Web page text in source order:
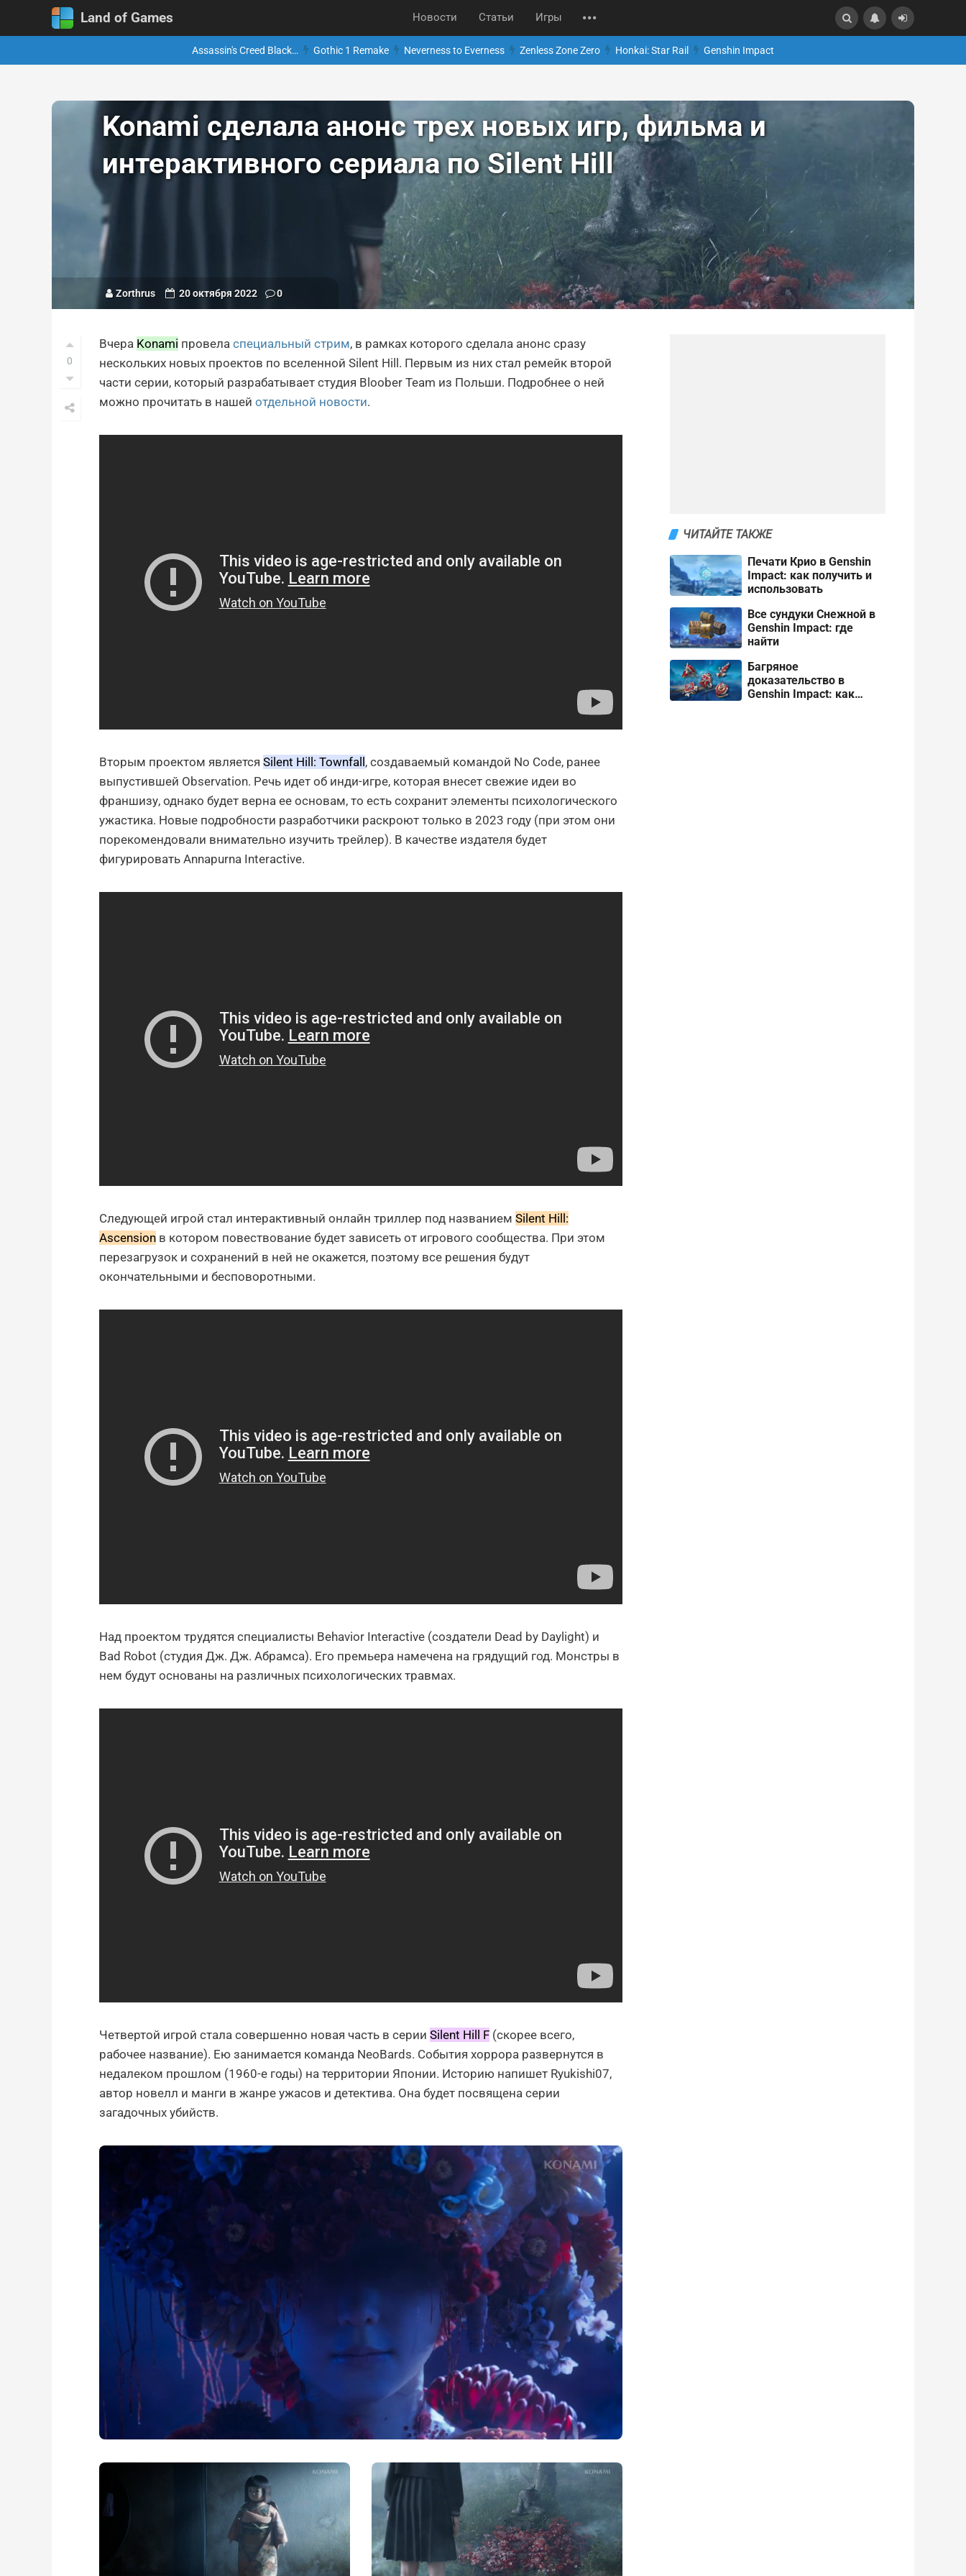
Land of Games Новости Статьи Игры
Assassin's Creed Black… Gothic 1 Remake Neverness to Everness Zenless Zone Zero Honkai: Star Rail Genshin Impact
Konami сделала анонс трех новых игр, фильма и
интерактивного сериала по Silent Hill
Zorthrus 20 октября 2022 0
0
Вчера Konami провела специальный стрим, в рамках которого сделала анонс сразу
нескольких новых проектов по вселенной Silent Hill. Первым из них стал ремейк второй
части серии, который разрабатывает студия Bloober Team из Польши. Подробнее о ней
можно прочитать в нашей отдельной новости.
Вторым проектом является Silent Hill: Townfall, создаваемый командой No Code, ранее
выпустившей Observation. Речь идет об инди-игре, которая внесет свежие идеи во
франшизу, однако будет верна ее основам, то есть сохранит элементы психологического
ужастика. Новые подробности разработчики раскроют только в 2023 году (при этом они
порекомендовали внимательно изучить трейлер). В качестве издателя будет
фигурировать Annapurna Interactive.
Следующей игрой стал интерактивный онлайн триллер под названием Silent Hill:
Ascension в котором повествование будет зависеть от игрового сообщества. При этом
перезагрузок и сохранений в ней не окажется, поэтому все решения будут
окончательными и бесповоротными.
Над проектом трудятся специалисты Behavior Interactive (создатели Dead by Daylight) и
Bad Robot (студия Дж. Дж. Абрамса). Его премьера намечена на грядущий год. Монстры в
нем будут основаны на различных психологических травмах.
Четвертой игрой стала совершенно новая часть в серии Silent Hill F (скорее всего,
рабочее название). Ею занимается команда NeoBards. События хоррора развернутся в
недалеком прошлом (1960-е годы) на территории Японии. Историю напишет Ryukishi07,
автор новелл и манги в жанре ужасов и детектива. Она будет посвящена серии
загадочных убийств.
ЧИТАЙТЕ ТАКЖЕ
Печати Крио в Genshin
Impact: как получить и
использовать
Все сундуки Снежной в
Genshin Impact: где
найти
Багряное
доказательство в
Genshin Impact: как